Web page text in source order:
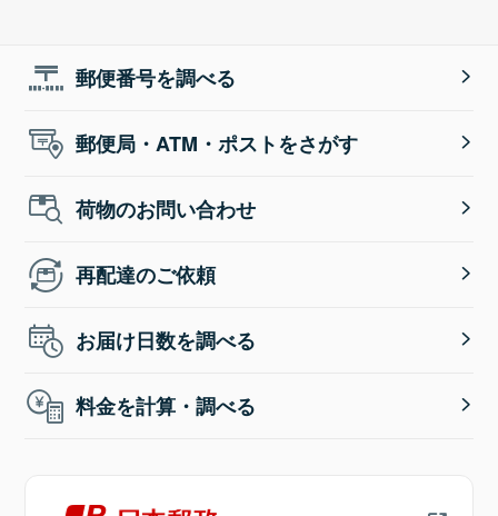
郵便番号を調べる
郵便局・ATM・ポストをさがす
荷物のお問い合わせ
再配達のご依頼
お届け日数を調べる
料金を計算・調べる